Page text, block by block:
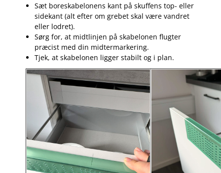
Sæt boreskabelonens kant på skuffens top- eller
sidekant (alt efter om grebet skal være vandret
eller lodret).
Sørg for, at midtlinjen på skabelonen flugter
præcist med din midtermarkering.
Tjek, at skabelonen ligger stabilt og i plan.